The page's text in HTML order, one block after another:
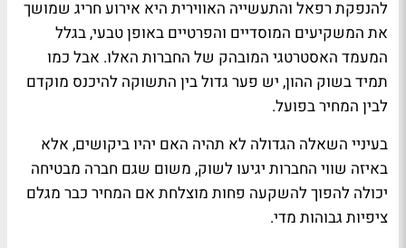
להנפקת רפאל והתעשייה האווירית היא אירוע חריג שמושך
את המשקיעים המוסדיים והפרטיים באופן טבעי, בגלל
המעמד האסטרטגי המובהק של החברות האלו. אבל כמו
תמיד בשוק ההון, יש פער גדול בין התשוקה להיכנס מוקדם
לבין המחיר בפועל.
בעיניי השאלה הגדולה לא תהיה האם יהיו ביקושים, אלא
באיזה שווי החברות יגיעו לשוק, משום שגם חברה מבטיחה
יכולה להפוך להשקעה פחות מוצלחת אם המחיר כבר מגלם
ציפיות גבוהות מדי.